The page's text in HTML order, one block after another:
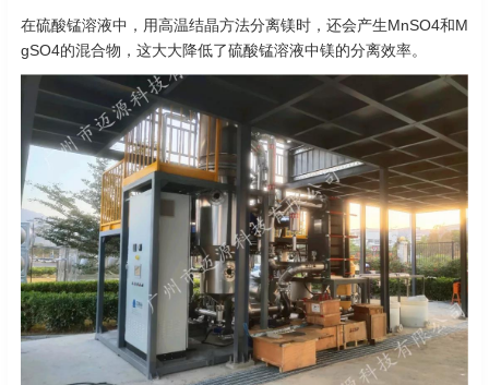
在硫酸锰溶液中，用高温结晶方法分离镁时，还会产生MnSO4和M
gSO4的混合物，这大大降低了硫酸锰溶液中镁的分离效率。